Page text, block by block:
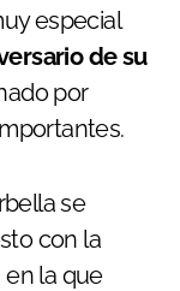
especial
de su
por
se
con la
en la que